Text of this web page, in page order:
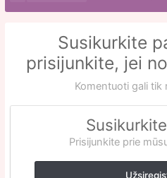
Susikurkite
prisijunkite, jei
Komentuoti gali tik
Prisijunkite prie